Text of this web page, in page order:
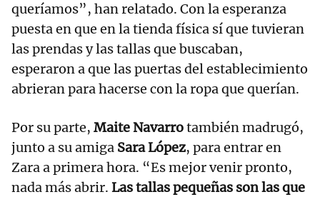
queríamos”, han relatado. Con la esperanza
puesta en que en la tienda física sí que tuvieran
las prendas y las tallas que buscaban,
esperaron a que las puertas del establecimiento
abrieran para hacerse con la ropa que querían.
Por su parte, Maite Navarrotambién madrugó,
junto a su amiga Sara López, para entrar en
Zara a primera hora. “Es mejor venir pronto,
nada más abrir. Las tallas pequeñas son las que